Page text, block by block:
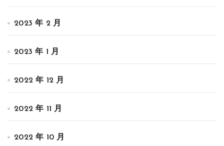
2023 年 2 月
2023 年 1 月
2022 年 12 月
2022 年 11 月
2022 年 10 月